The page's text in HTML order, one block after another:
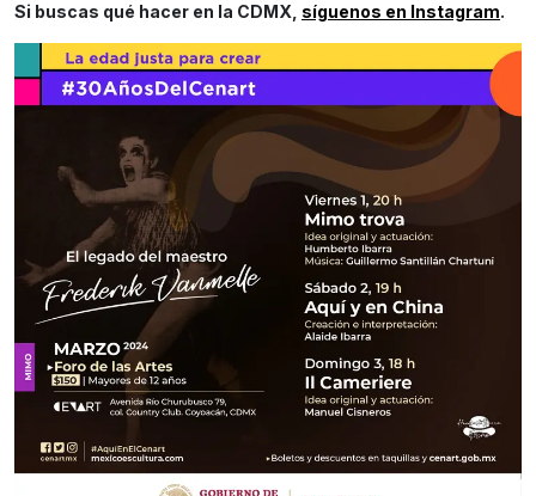
Si buscas qué hacer en la CDMX, síguenos en Instagram.